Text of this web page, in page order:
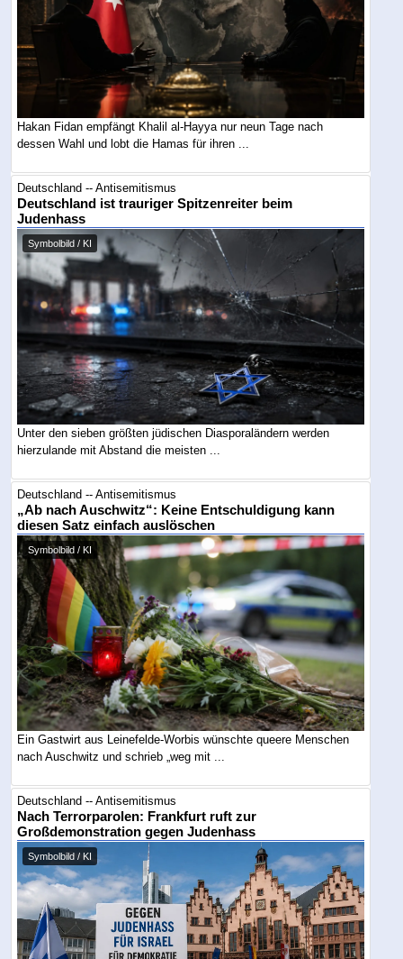
Hakan Fidan empfängt Khalil al-Hayya nur neun Tage nach
dessen Wahl und lobt die Hamas für ihren ...
Deutschland -- Antisemitismus
Deutschland ist trauriger Spitzenreiter beim
Judenhass
Symbolbild / KI
Unter den sieben größten jüdischen Diasporaländern werden
hierzulande mit Abstand die meisten ...
Deutschland -- Antisemitismus
„Ab nach Auschwitz“: Keine Entschuldigung kann
diesen Satz einfach auslöschen
Symbolbild / KI
Ein Gastwirt aus Leinefelde-Worbis wünschte queere Menschen
nach Auschwitz und schrieb „weg mit ...
Deutschland -- Antisemitismus
Nach Terrorparolen: Frankfurt ruft zur
Großdemonstration gegen Judenhass
Symbolbild / KI